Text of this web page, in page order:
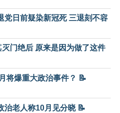
党日前疑染新冠死 三退刻不容
门绝后 原来是因为做了这件
将爆重大政治事件？ 📝
治老人称10月见分晓 📝